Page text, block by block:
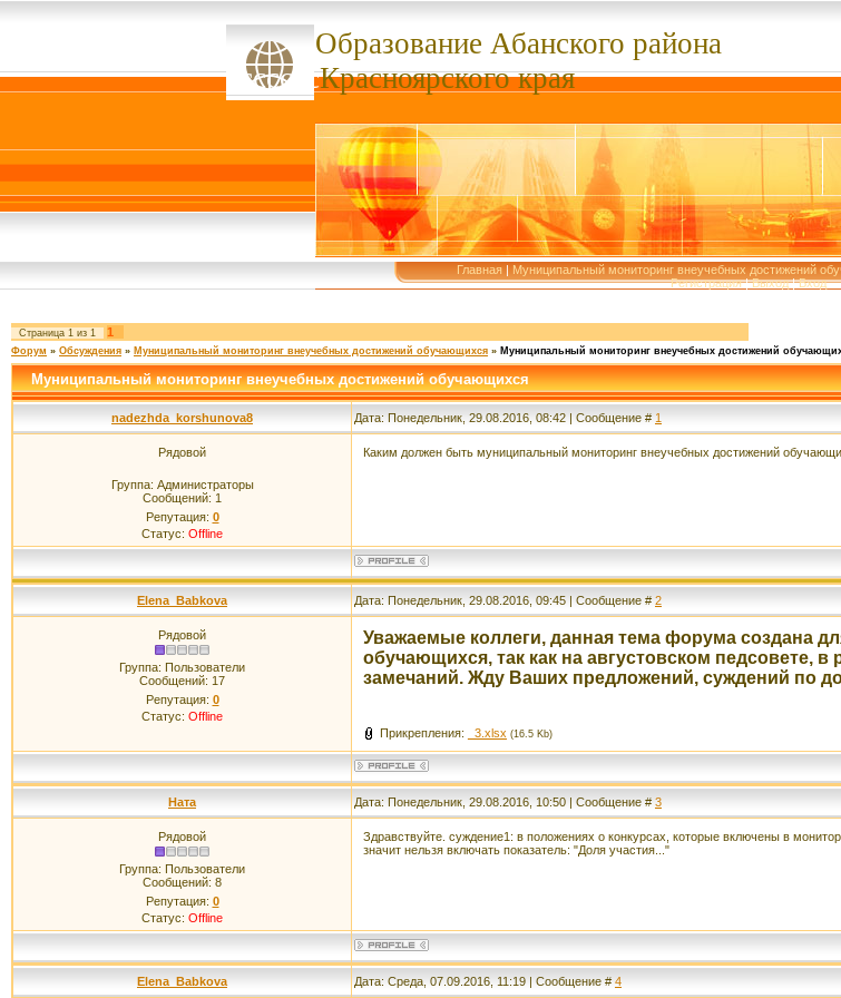
Образование Абанского района
сссссссКрасноярского края
Главная| Муниципальный мониторинг внеучебных достижений
Регистрация|Выход|Вход
Страница 1 из 1 1
Форум » Обсуждения » Муниципальный мониторинг внеучебных достижений обучающихся » Муниципальный мониторинг внеучебных достижений
Муниципальный мониторинг внеучебных достижений обучающихся
nadezhda_korshunova8 Дата: Понедельник, 29.08.2016, 08:42 | Сообщение # 1
Рядовой
Группа: Администраторы
Сообщений: 1
Репутация: 0
Статус: Offline
Каким должен быть муниципальный мониторинг внеучебных достижений
Elena_Babkova Дата: Понедельник, 29.08.2016, 09:45 | Сообщение #2
Рядовой
Группа: Пользователи
Сообщений: 17
Репутация: 0
Статус: Offline
Уважаемые коллеги, данная тема форума создана
обучающихся, так как на августовском педсовете,
замечаний. Жду Ваших предложений, суждений по
Прикрепления: _3.xlsx (16.5 Kb)
Ната Дата: Понедельник, 29.08.2016, 10:50 | Сообщение #3
Рядовой
Группа: Пользователи
Сообщений: 8
Репутация: 0
Статус: Offline
Здравствуйте. суждение1: в положениях о конкурсах, которые включены в
значит нельзя включать показатель: "Доля участия..."
Elena_Babkova Дата: Среда, 07.09.2016, 11:19 | Сообщение #4